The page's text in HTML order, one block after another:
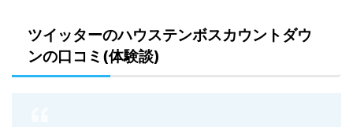
ツイッターのハウステンボスカウントダウ
ンの口コミ(体験談)